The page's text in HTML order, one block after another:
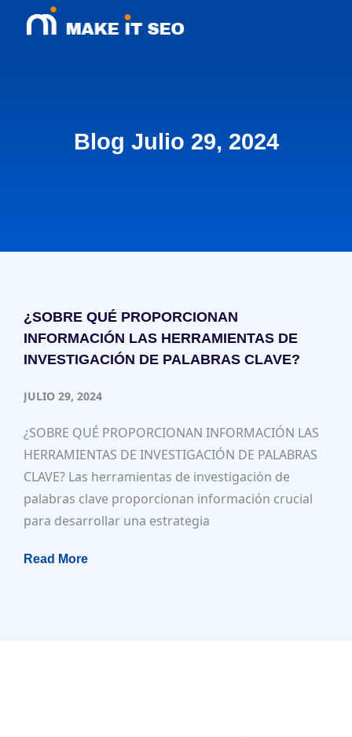
Blog Julio 29, 2024
¿SOBRE QUÉ PROPORCIONAN
INFORMACIÓN LAS HERRAMIENTAS DE
INVESTIGACIÓN DE PALABRAS CLAVE?
JULIO 29, 2024
¿SOBRE QUÉ PROPORCIONAN INFORMACIÓN LAS
HERRAMIENTAS DE INVESTIGACIÓN DE PALABRAS
CLAVE? Las herramientas de investigación de
palabras clave proporcionan información crucial
para desarrollar una estrategia
Read More